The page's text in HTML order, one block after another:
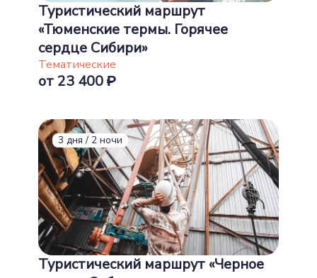
Туристический маршрут
«Тюменские термы. Горячее
сердце Сибири»
Тематические
от 23 400
3 дня / 2 ночи
Туристический маршрут «Черное